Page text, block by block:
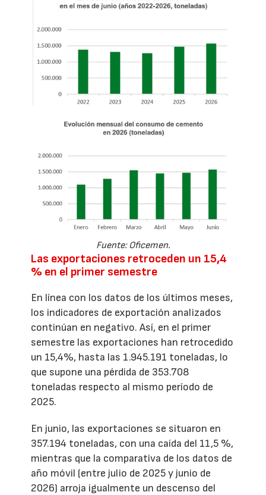
Fuente: Oficemen.
Las exportaciones retroceden un 15,4
% en el primer semestre
En línea con los datos de los últimos meses,
los indicadores de exportación analizados
continúan en negativo. Así, en el primer
semestre las exportaciones han retrocedido
un 15,4%, hasta las 1.945.191 toneladas, lo
que supone una pérdida de 353.708
toneladas respecto al mismo período de
2025.
En junio, las exportaciones se situaron en
357.194 toneladas, con una caída del 11,5 %,
mientras que la comparativa de los datos de
año móvil (entre julio de 2025 y junio de
2026) arroja igualmente un descenso del